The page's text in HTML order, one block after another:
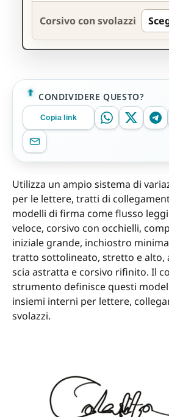
Corsivo con svolazzi
CONDIVIDERE QUESTO?
Copia link
Utilizza un ampio sistema di
per le lettere, tratti di
modelli di firma come flusso
veloce, corsivo con occhielli,
iniziale grande, inchiostro
tratto sottolineato, stretto e alto,
scia astratta e corsivo rifinito. Il
strumento definisce questi
insiemi interni per lettere,
svolazzi.